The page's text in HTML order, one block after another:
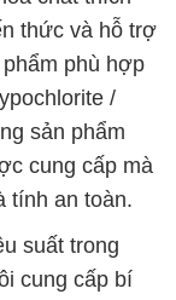
thức và hỗ trợ
phù hợp
/
sản phẩm
cung cấp mà
tính an toàn.
suất trong
cung cấp bí